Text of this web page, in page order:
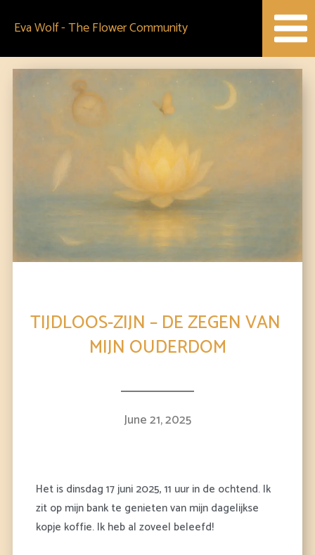
Eva Wolf - The Flower Community
TIJDLOOS-ZIJN – DE ZEGEN VAN
MIJN OUDERDOM
June 21, 2025
Het is dinsdag 17 juni 2025, 11 uur in de ochtend. Ik
zit op mijn bank te genieten van mijn dagelijkse
kopje koffie. Ik heb al zoveel beleefd!